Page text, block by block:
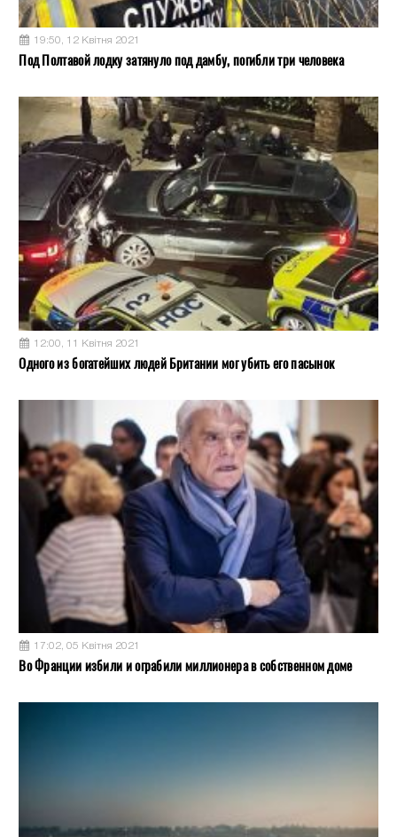
19:50, 12 Квітня 2021
Под Полтавой лодку затянуло под дамбу, погибли три человека
12:00, 11 Квітня 2021
Одного из богатейших людей Британии мог убить его пасынок
17:02, 05 Квітня 2021
Во Франции избили и ограбили миллионера в собственном доме